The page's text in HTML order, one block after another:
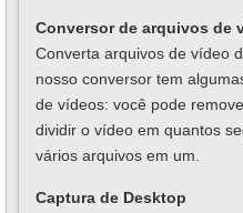
Conversor de arquivos de
Converta arquivos de vídeo
nosso conversor tem
de vídeos: você pode
dividir o vídeo em quantos
vários arquivos em um.
Captura de Desktop